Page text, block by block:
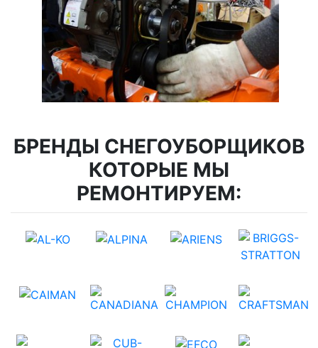
БРЕНДЫ СНЕГОУБОРЩИКОВ
КОТОРЫЕ МЫ
РЕМОНТИРУЕМ: